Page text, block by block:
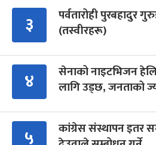
३
पर्वतारोही पुरबहादुर
(तस्वीरहरू)
४
सेनाको नाइटभिजन
लागि उड्छ, जनताको
५
कांग्रेस संस्थापन इतर